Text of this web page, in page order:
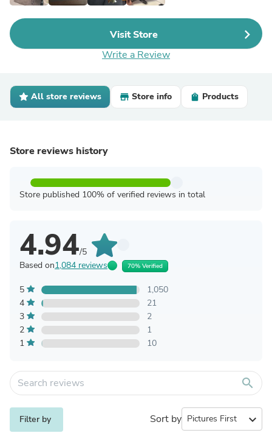
Visit Store
Write a Review
All store reviews Store info Products
Store reviews history
Store published 100% of verified reviews in total
4.94/5
Based on1,084 reviews 70% Verified
5
1,050
4
21
3
2
2
1
1
10
search
Filter by Sort by expand_more